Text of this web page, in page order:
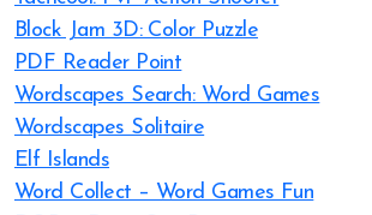
Block Jam 3D: Color Puzzle
PDF Reader Point
Wordscapes Search: Word Games
Wordscapes Solitaire
Elf Islands
Word Collect – Word Games Fun